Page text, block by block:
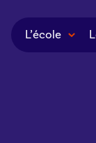
L’école